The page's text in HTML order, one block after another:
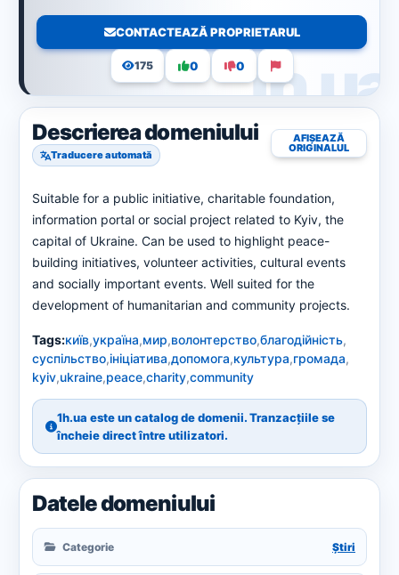
CONTACTEAZĂ PROPRIETARUL
175 0 0
Descrierea domeniului
Traducere automată
AFIȘEAZĂ
ORIGINALUL
Suitable for a public initiative, charitable foundation,
information portal or social project related to Kyiv, the
capital of Ukraine. Can be used to highlight peace-
building initiatives, volunteer activities, cultural events
and socially important events. Well suited for the
development of humanitarian and community projects.
Tags:київ,україна,мир,волонтерство,благодійність,
суспільство,ініціатива,допомога,культура,громада,
kyiv,ukraine,peace,charity,community
1h.ua este un catalog de domenii. Tranzacțiile se
încheie direct între utilizatori.
Datele domeniului
Categorie Știri